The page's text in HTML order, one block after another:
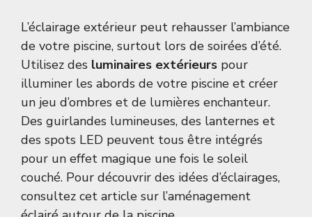
L’éclairage extérieur peut rehausser l’ambiance
de votre piscine, surtout lors de soirées d’été.
Utilisez des luminaires extérieurs pour
illuminer les abords de votre piscine et créer
un jeu d’ombres et de lumières enchanteur.
Des guirlandes lumineuses, des lanternes et
des spots LED peuvent tous être intégrés
pour un effet magique une fois le soleil
couché. Pour découvrir des idées d’éclairages,
consultez cet article sur l’aménagement